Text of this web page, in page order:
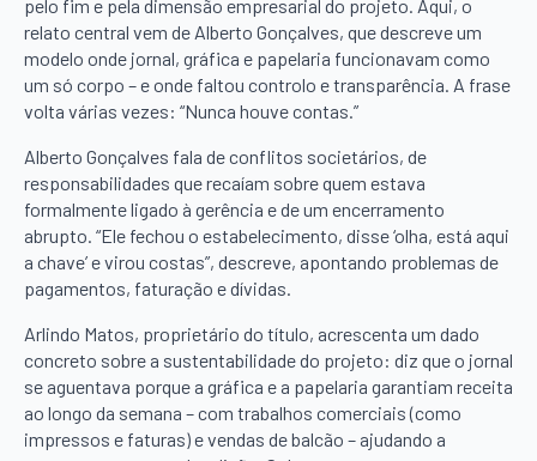
pelo fim e pela dimensão empresarial do projeto. Aqui, o
relato central vem de Alberto Gonçalves, que descreve um
modelo onde jornal, gráfica e papelaria funcionavam como
um só corpo – e onde faltou controlo e transparência. A frase
volta várias vezes: “Nunca houve contas.”
Alberto Gonçalves fala de conflitos societários, de
responsabilidades que recaíam sobre quem estava
formalmente ligado à gerência e de um encerramento
abrupto. “Ele fechou o estabelecimento, disse ‘olha, está aqui
a chave’ e virou costas”, descreve, apontando problemas de
pagamentos, faturação e dívidas.
Arlindo Matos, proprietário do título, acrescenta um dado
concreto sobre a sustentabilidade do projeto: diz que o jornal
se aguentava porque a gráfica e a papelaria garantiam receita
ao longo da semana – com trabalhos comerciais (como
impressos e faturas) e vendas de balcão – ajudando a